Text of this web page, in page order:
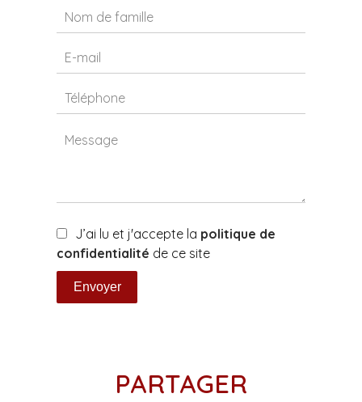
J’ai lu et j'accepte la politique de
confidentialité de ce site
Envoyer
PARTAGER